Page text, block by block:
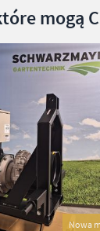
mogą
Nowa